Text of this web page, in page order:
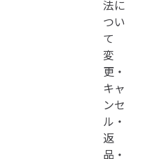
法に
つい
て
変
更・
キャ
ンセ
ル・
返
品・